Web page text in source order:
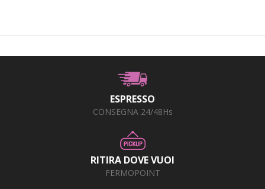
ESPRESSO
CONSEGNA 24/48Hs
RITIRA DOVE VUOI
FERMOPOINT